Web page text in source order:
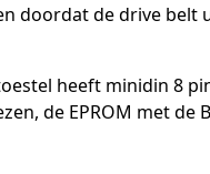
doordat de drive
heeft minidin 8
de EPROM met